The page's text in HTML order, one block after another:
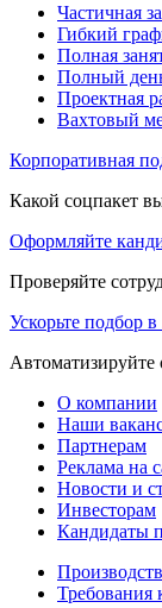
Частичная
Гибкий
Полная
Полный
Проектная
Вахтовый
Корпоративная
Какой соцпакет
Оформляйте
Проверяйте
Ускорьте подбор
Автоматизируйте
О компании
Наши
Партнерам
Реклама на
Новости и
Инвесторам
Кандидаты